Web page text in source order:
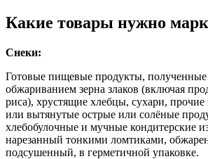
Какие товары нужно
Снеки:
Готовые пищевые продукты, полученные
обжариванием зерна злаков (включая
риса), хрустящие хлебцы, сухари, прочие
или вытянутые острые или солёные
хлебобулочные и мучные кондитерские
нарезанный тонкими ломтиками,
подсушенный, в герметичной упаковке.